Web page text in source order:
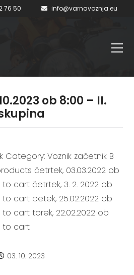
76 50 info@varnavoznja.eu
ob 8:00 – II.
Category: Voznik začetnik B
četrtek, 03.03.2022 ob
to cart četrtek, 3. 2. 2022 ob
to cart petek, 25.02.2022 ob
cart torek, 22.02.2022 ob
to cart
03. 10. 2023